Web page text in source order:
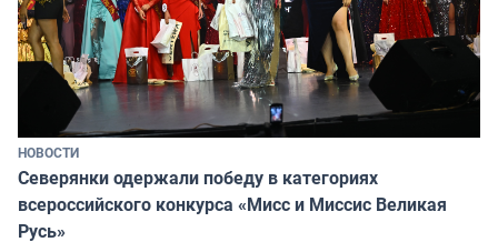
НОВОСТИ
Северянки одержали победу в категориях
всероссийского конкурса «Мисс и Миссис Великая
Русь»